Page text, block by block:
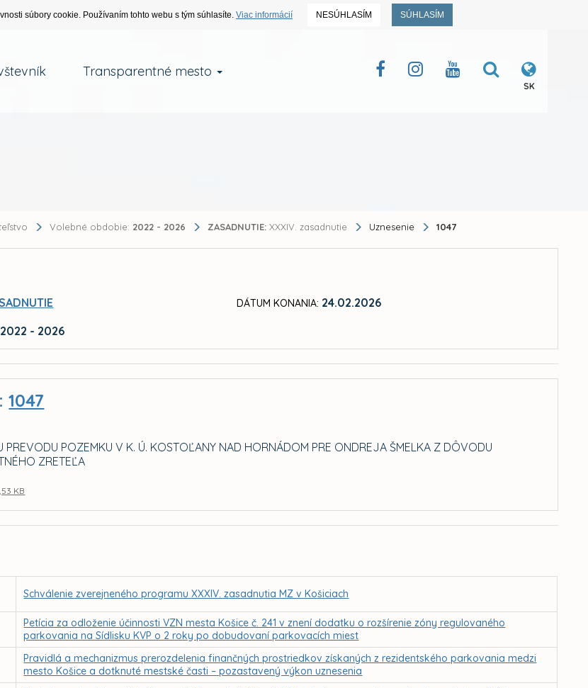
súbory cookie. Používaním tohto webu s tým súhlasíte. Viac informácií NESÚHLASÍM SÚHLASÍM
Transparentné mesto
SK
Volebné obdobie: 2022 - 2026 ZASADNUTIE: XXXIV. zasadnutie Uznesenie 1047
2022 - 2026
DÁTUM KONANIA: 24.02.2026
1047
PREVODU POZEMKU V K. Ú. KOSTOĽANY NAD HORNÁDOM PRE ONDREJA ŠMELKA Z DÔVODU
ZRETEĽA
KB
Schválenie zverejneného programu XXXIV. zasadnutia MZ v Košiciach
Petícia za odloženie účinnosti VZN mesta Košice č. 241 v znení dodatku o rozšírenie zóny regulovaného
parkovania na Sídlisku KVP o 2 roky po dobudovaní parkovacích miest
Pravidlá a mechanizmus prerozdelenia finančných prostriedkov získaných z rezidentského parkovania medzi
mesto Košice a dotknuté mestské časti – pozastavený výkon uznesenia